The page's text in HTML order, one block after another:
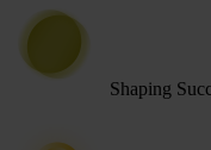
Shaping